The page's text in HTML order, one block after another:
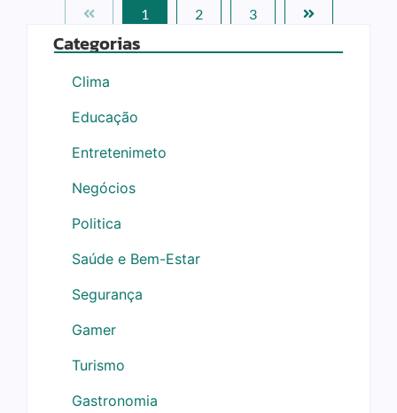
1 2 3
Categorias
Clima
Educação
Entretenimeto
Negócios
Politica
Saúde e Bem-Estar
Segurança
Gamer
Turismo
Gastronomia